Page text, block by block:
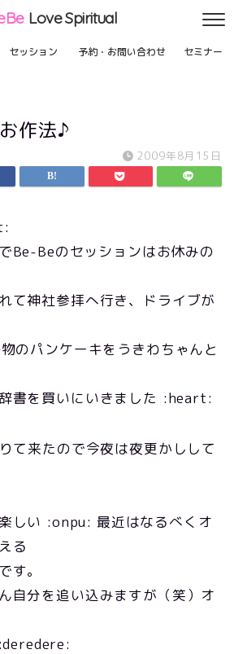
Love Spiritual
セッション 予約・お問い合わせ セミナー
作法♪
2009年8月15日
Be-Beのセッションはお休みの
て神社参拝へ行き、ドライブが
のパンケーキをうきわちゃんと
書を買いにいきました :heart:
て来たので今夜は夜更かしして
しい :onpu: 最近はなるべくオ
る
す。
自分を追い込みますが（笑）オ